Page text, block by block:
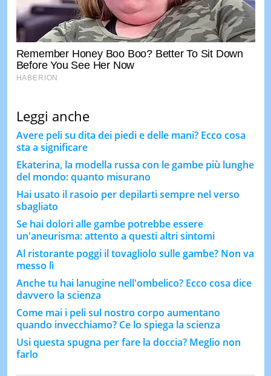
Leggi anche
Avere peli su dita dei piedi e delle mani? Ecco cosa
sta a significare
Ekaterina, la modella russa con le gambe più lunghe
del mondo: quanto misurano
Hai usato il rasoio per depilarti sempre nel verso
sbagliato
Se hai dolori alle gambe potrebbe essere
un'aneurisma: attento a questi altri sintomi
Al ristorante poggi il tovagliolo sulle gambe? Non va
messo lì
Anche tu hai lanugine nell'ombelico? Ecco cosa dice
davvero la scienza
Come mai i peli sul nostro corpo aumentano
quando invecchiamo? Ce lo spiega la scienza
Usi questa spugna per fare la doccia? Meglio non
farlo